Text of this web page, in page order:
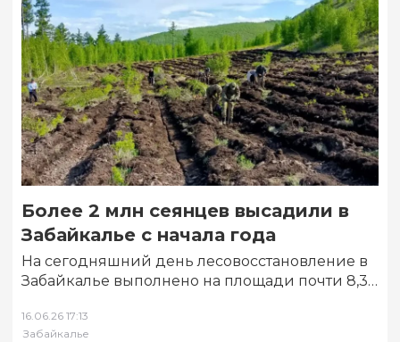
Более 2 млн сеянцев высадили в
Забайкалье с начала года
На сегодняшний день лесовосстановление в
Забайкалье выполнено на площади почти 8,3
плана….
16.06.26 17:13
Забайкалье